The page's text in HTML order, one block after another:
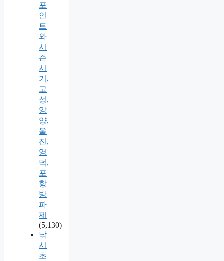
포
인
트
와
시
즌
시
기,
고
성,
양
양,
울
진,
영
덕,
포
항
방
파
제
(5,130)
낚
시
초